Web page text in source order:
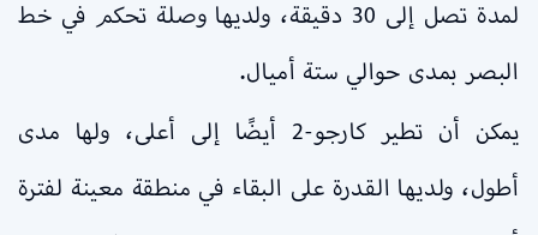
لمدة تصل إلى 30 دقيقة، ولديها وصلة تحكم في خط
البصر بمدى حوالي ستة أميال.
يمكن أن تطير كارجو-2 أيضًا إلى أعلى، ولها مدى
أطول، ولديها القدرة على البقاء في منطقة معينة لفترة